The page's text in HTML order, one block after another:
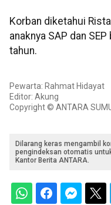
Korban diketahui
anaknya SAP dan
tahun.
Pewarta: Rahmat Hidayat
Editor: Akung
Copyright © ANTARA
Dilarang keras mengambil
pengindeksan otomatis
Kantor Berita ANTARA.